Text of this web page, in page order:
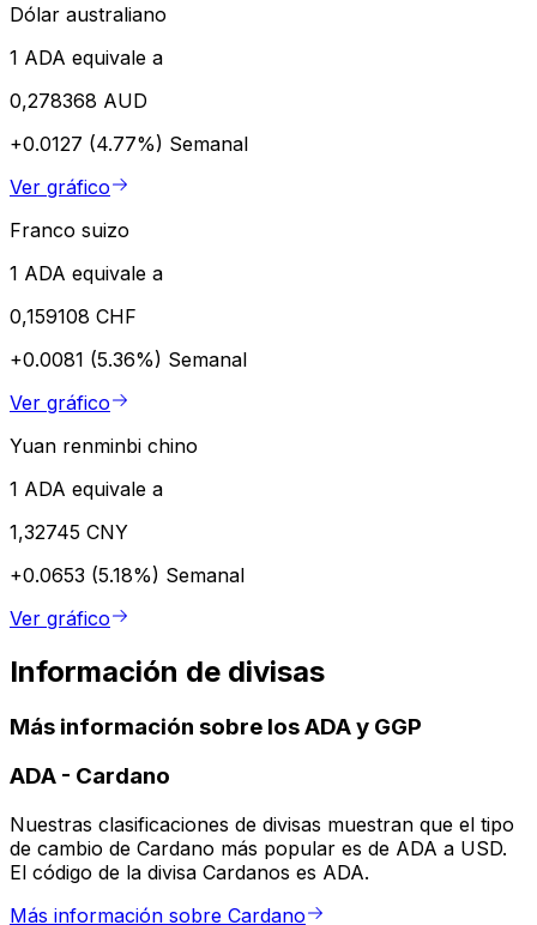
Dólar australiano
1 ADA equivale a
0,278368 AUD
+0.0127 (4.77%) Semanal
Ver gráfico
Franco suizo
1 ADA equivale a
0,159108 CHF
+0.0081 (5.36%) Semanal
Ver gráfico
Yuan renminbi chino
1 ADA equivale a
1,32745 CNY
+0.0653 (5.18%) Semanal
Ver gráfico
Información de divisas
Más información sobre los ADA y GGP
ADA - Cardano
Nuestras clasificaciones de divisas muestran que el tipo
de cambio de Cardano más popular es de ADA a USD.
El código de la divisa Cardanos es ADA.
Más información sobre Cardano